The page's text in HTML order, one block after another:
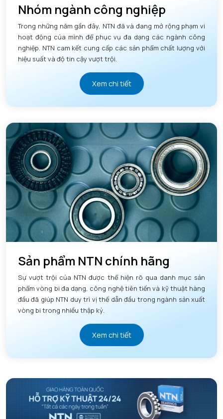
Nhóm ngành công nghiệp
Trong những năm gần đây, NTN đã và đang mở rộng phạm vi
hoạt động của mình để phục vụ đa dạng các ngành công
nghiệp. NTN cam kết cung cấp các sản phẩm chất lượng với
hiệu suất và độ tin cậy vượt trội.
Xem chi tiết
Sản phẩm NTN chính hãng
Sự vượt trội của NTN được thể hiện rõ qua danh mục sản
phẩm vòng bi đa dạng, công nghệ tiên tiến và kỹ thuật hàng
đầu đã giúp NTN duy trì vị thế dẫn đầu trong ngành sản xuất
vòng bi trong nhiều thập kỷ.
Xem chi tiết